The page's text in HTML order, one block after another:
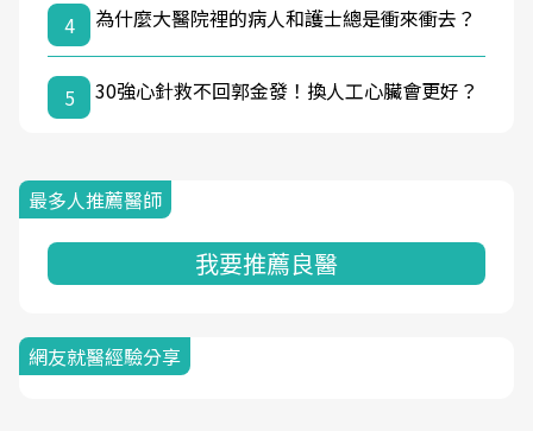
4
為什麼大醫院裡的病人和護士總是衝來衝去？
5 30強心針救不回郭金發！換人工心臟會更好？
最多人推薦醫師
我要推薦良醫
網友就醫經驗分享